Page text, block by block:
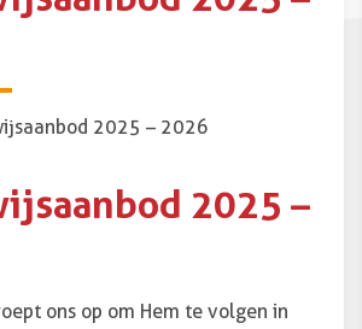
2025 – 2026
2025 –
ons op om Hem te volgen in